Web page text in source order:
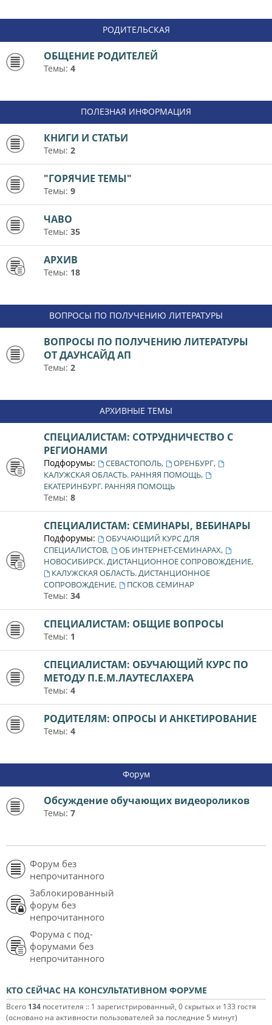
РОДИТЕЛЬСКАЯ
ОБЩЕНИЕ РОДИТЕЛЕЙ
Темы: 4
ПОЛЕЗНАЯ ИНФОРМАЦИЯ
КНИГИ И СТАТЬИ
Темы: 2
"ГОРЯЧИЕ ТЕМЫ"
Темы: 9
ЧАВО
Темы: 35
АРХИВ
Темы: 18
ВОПРОСЫ ПО ПОЛУЧЕНИЮ ЛИТЕРАТУРЫ
ВОПРОСЫ ПО ПОЛУЧЕНИЮ ЛИТЕРАТУРЫ
ОТ ДАУНСАЙД АП
Темы: 2
АРХИВНЫЕ ТЕМЫ
СПЕЦИАЛИСТАМ: СОТРУДНИЧЕСТВО С
РЕГИОНАМИ
Подфорумы: СЕВАСТОПОЛЬ, ОРЕНБУРГ,
КАЛУЖСКАЯ ОБЛАСТЬ. РАННЯЯ ПОМОЩЬ,
ЕКАТЕРИНБУРГ. РАННЯЯ ПОМОЩЬ
Темы: 8
СПЕЦИАЛИСТАМ: СЕМИНАРЫ, ВЕБИНАРЫ
Подфорумы:
ОБУЧАЮЩИЙ КУРС ДЛЯ
СПЕЦИАЛИСТОВ, ОБ ИНТЕРНЕТ-СЕМИНАРАХ,
НОВОСИБИРСК. ДИСТАНЦИОННОЕ СОПРОВОЖДЕНИЕ,
КАЛУЖСКАЯ ОБЛАСТЬ. ДИСТАНЦИОННОЕ
СОПРОВОЖДЕНИЕ, ПСКОВ. СЕМИНАР
Темы: 34
СПЕЦИАЛИСТАМ: ОБЩИЕ ВОПРОСЫ
Темы: 1
СПЕЦИАЛИСТАМ: ОБУЧАЮЩИЙ КУРС ПО
МЕТОДУ П.Е.М.ЛАУТЕСЛАХЕРА
Темы: 4
РОДИТЕЛЯМ: ОПРОСЫ И АНКЕТИРОВАНИЕ
Темы: 4
Форум
Обсуждение обучающих видеороликов
Темы: 7
Форум без
непрочитанного
Заблокированный
форум без
непрочитанного
Форума с под-
форумами без
непрочитанного
КТО СЕЙЧАС НА КОНСУЛЬТАТИВНОМ ФОРУМЕ
Всего 134 посетителя :: 1 зарегистрированный, 0 скрытых и 133 гостя
(основано на активности пользователей за последние 5 минут)